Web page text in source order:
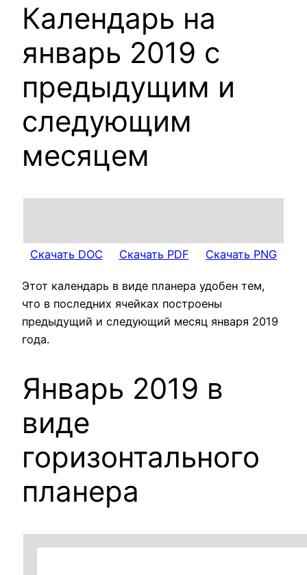
Календарь на
январь 2019 с
предыдущим и
следующим
месяцем
Скачать DOC Скачать PDF Скачать PNG
Этот календарь в виде планера удобен тем,
что в последних ячейках построены
предыдущий и следующий месяц января 2019
года.
Январь 2019 в
виде
горизонтального
планера